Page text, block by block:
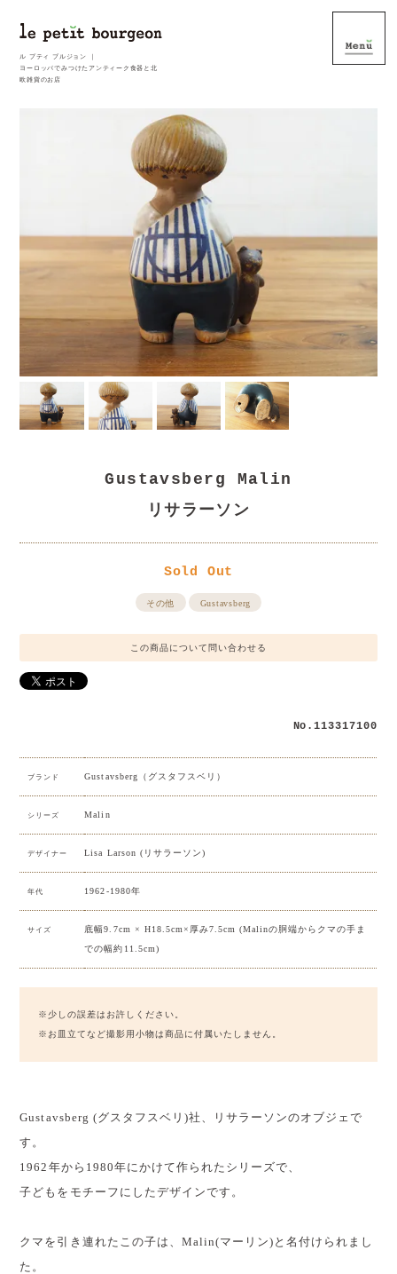
ル プティ ブルジョン ｜
ヨーロッパでみつけたアンティーク食器と北
欧雑貨のお店
Gustavsberg Malin
リサラーソン
Sold Out
その他 Gustavsberg
この商品について問い合わせる
No.113317100
ブランド Gustavsberg（グスタフスベリ）
シリーズ Malin
デザイナー Lisa Larson (リサラーソン)
年代 1962-1980年
サイズ
底幅9.7cm × H18.5cm×厚み7.5cm (Malinの胴端からクマの手ま
での幅約11.5cm)
※少しの誤差はお許しください。
※お皿立てなど撮影用小物は商品に付属いたしません。
Gustavsberg (グスタフスベリ)社、リサラーソンのオブジェで
す。
1962年から1980年にかけて作られたシリーズで、
子どもをモチーフにしたデザインです。
クマを引き連れたこの子は、Malin(マーリン)と名付けられまし
た。